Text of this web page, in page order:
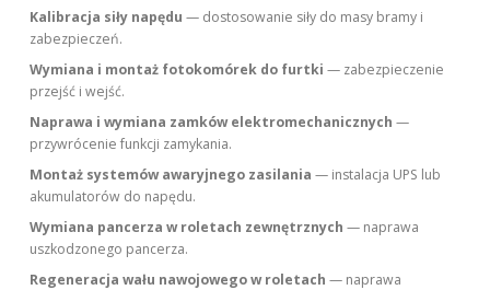
Kalibracja siły napędu — dostosowanie siły do masy bramy i
zabezpieczeń.
Wymiana i montaż fotokomórek do furtki — zabezpieczenie
przejść i wejść.
Naprawa i wymiana zamków elektromechanicznych —
przywrócenie funkcji zamykania.
Montaż systemów awaryjnego zasilania — instalacja UPS lub
akumulatorów do napędu.
Wymiana pancerza w roletach zewnętrznych — naprawa
uszkodzonego pancerza.
Regeneracja wału nawojowego w roletach — naprawa